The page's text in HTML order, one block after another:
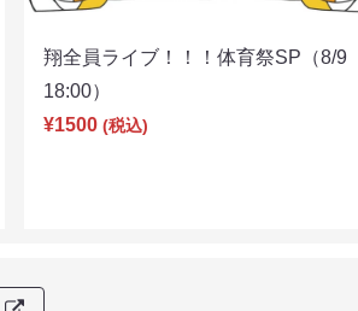
翔全員ライブ！！！体育祭SP（8/9
18:00）
¥1500 (税込)